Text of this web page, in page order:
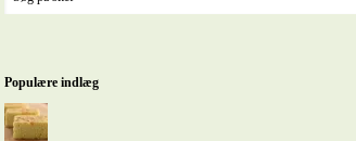
Populære indlæg